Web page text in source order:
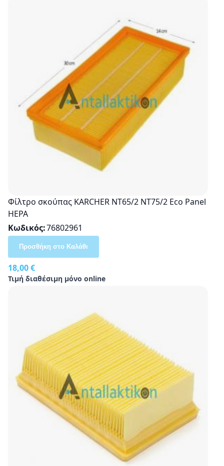
Φίλτρο σκούπας KARCHER NT65/2 NT75/2 Eco Panel
HEPA
Κωδικός 76802961
18,00 €
Τιμή διαθέσιμη μόνο online
Προσθήκη στο Καλάθι